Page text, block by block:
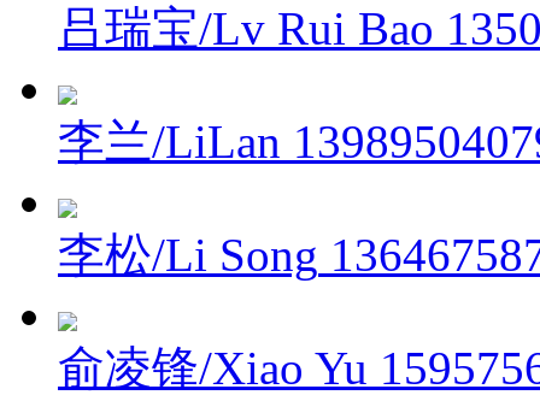
吕瑞宝/Lv Rui Bao
李兰/LiLan
李松/Li Song
俞凌锋/Xiao Yu